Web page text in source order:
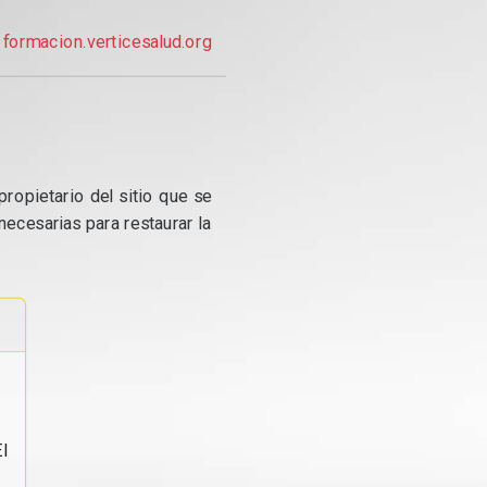
formacion.verticesalud.org
del sitio que se
para restaurar la